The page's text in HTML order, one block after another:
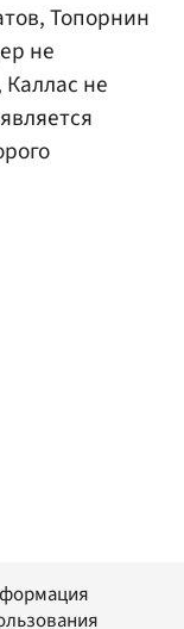
Топорнин
не
не